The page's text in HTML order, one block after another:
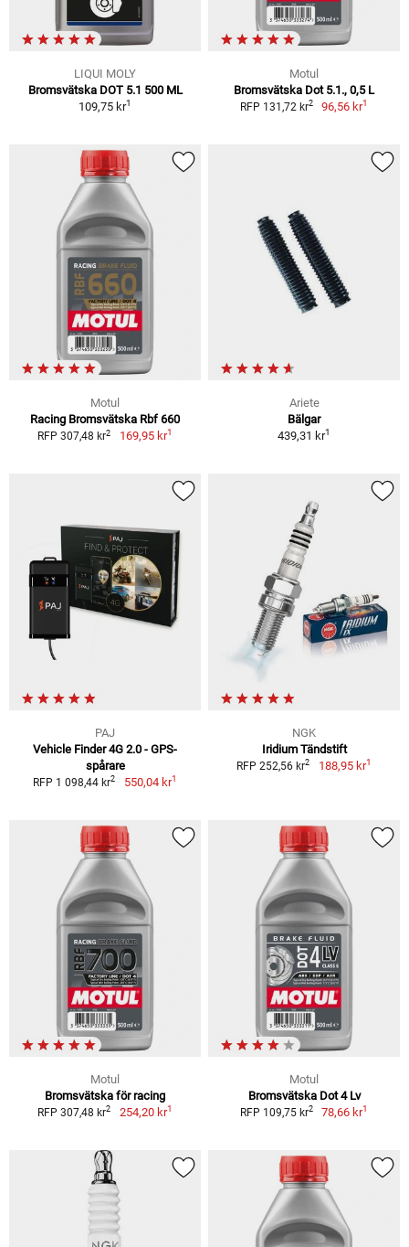
LIQUI MOLY
Bromsvätska DOT 5.1 500 ML
109,75 kr1
Motul
Bromsvätska Dot 5.1., 0,5 L
RFP 131,72 kr2 96,56 kr1
Motul
Racing Bromsvätska Rbf 660
RFP 307,48 kr2 169,95 kr1
Ariete
Bälgar
439,31 kr1
PAJ
Vehicle Finder 4G 2.0 - GPS-
spårare
RFP 1 098,44 kr2 550,04 kr1
NGK
Iridium Tändstift
RFP 252,56 kr2 188,95 kr1
Motul
Bromsvätska för racing
RFP 307,48 kr2 254,20 kr1
Motul
Bromsvätska Dot 4 Lv
RFP 109,75 kr2 78,66 kr1